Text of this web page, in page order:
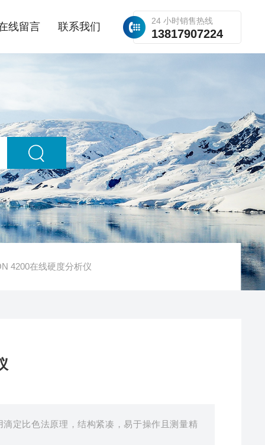
24 小时销售热线
13817907224
线留言 联系我们
4200在线硬度分析仪
定比色法原理，结构紧凑，易于操作且测量精